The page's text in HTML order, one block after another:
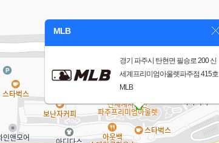
MLB
경기 파주시 탄현면 필승로 200 신
세계프리미엄아울렛파주점 415호
MLB